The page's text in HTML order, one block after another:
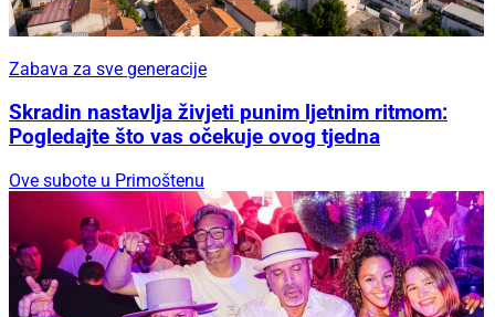
Zabava za sve generacije
Skradin nastavlja živjeti punim ljetnim ritmom:
Pogledajte što vas očekuje ovog tjedna
Ove subote u Primoštenu